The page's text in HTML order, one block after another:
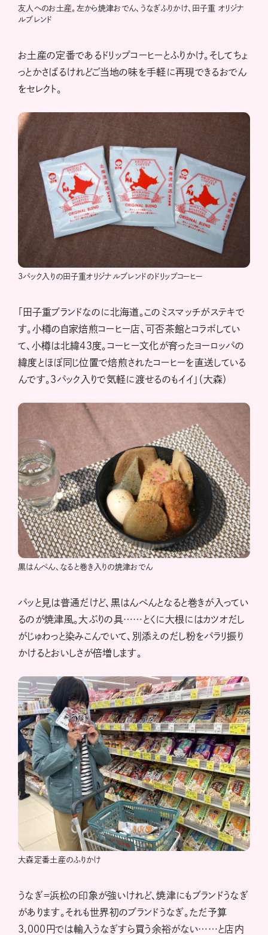
友人へのお土産。左から焼津おでん、うなぎふりかけ、田子重 オリジナ
ルブレンド
お土産の定番であるドリップコーヒーとふりかけ。そしてちょ
っとかさばるけれどご当地の味を手軽に再現できるおでん
をセレクト。
3パック入りの田子重オリジナルブレンドのドリップコーヒー
「田子重ブランドなのに北海道。このミスマッチがステキで
す。小樽の自家焙煎コーヒー店、可否茶館とコラボしてい
て、小樽は北緯43度。コーヒー文化が育ったヨーロッパの
緯度とほぼ同じ位置で焙煎されたコーヒーを直送している
んです。3パック入りで気軽に渡せるのもイイ」（大森）
黒はんぺん、なると巻き入りの焼津おでん
パッと見は普通だけど、黒はんぺんとなると巻きが入ってい
るのが焼津風。大ぶりの具……とくに大根にはカツオだし
がじゅわっと染みこんでいて、別添えのだし粉をパラリ振り
かけるとおいしさが倍増します。
大森定番土産のふりかけ
うなぎ＝浜松の印象が強いけれど、焼津にもブランドうなぎ
があります。それも世界初のブランドうなぎ。ただ予算
3,000円では輸入うなぎすら買う余裕がない……と店内